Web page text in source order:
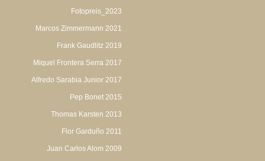
Fotopreis_2023
Marcos Zimmermann 2021
Frank Gaudlitz 2019
Miquel Frontera Serra 2017
Alfredo Sarabia Junior 2017
Pep Bonet 2015
Thomas Karsten 2013
Flor Garduño 2011
Juan Carlos Alom 2009